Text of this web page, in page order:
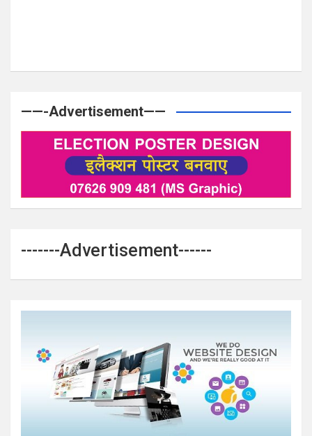
——-Advertisement——
-------Advertisement------